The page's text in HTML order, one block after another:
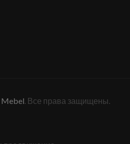
Mebel. Все права защищены.